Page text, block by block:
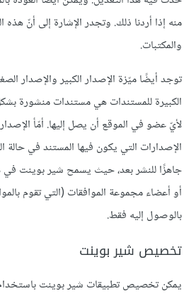
منه إذا أردنا ذلك. وتجدر الإشارة إلى أنّ هذه
والمكتبات.
توجد أيضًا ميّزة الإصدار الكبير والإصدار
الكبيرة للمستندات هي مستندات منشورة
لأيّ عضو في الموقع أن يصل إليها. أمّأ
الإصدارات التي يكون فيها المستند في حالة
جاهزًا للنشر بعد، حيث يسمح شير بوينت في
أو أعضاء مجموعة الموافقات (التي تقوم
بالوصول إليه فقط.
تخصيص شير بوينت
يمكن تخصيص تطبيقات شير بوينت